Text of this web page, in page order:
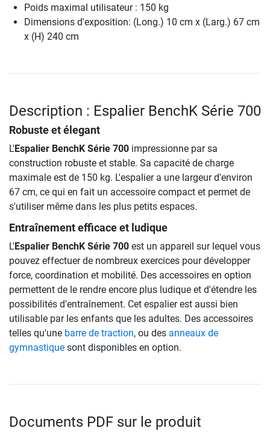
Poids maximal utilisateur : 150 kg
Dimensions d'exposition: (Long.) 10 cm x (Larg.) 67 cm
x (H) 240 cm
Description : Espalier BenchK Série 700
Robuste et élegant
L'Espalier BenchK Série 700 impressionne par sa
construction robuste et stable. Sa capacité de charge
maximale est de 150 kg. L'espalier a une largeur d'environ
67 cm, ce qui en fait un accessoire compact et permet de
s'utiliser même dans les plus petits espaces.
Entraînement efficace et ludique
L'Espalier BenchK Série 700 est un appareil sur lequel vous
pouvez effectuer de nombreux exercices pour développer
force, coordination et mobilité. Des accessoires en option
permettent de le rendre encore plus ludique et d'étendre les
possibilités d'entraînement. Cet espalier est aussi bien
utilisable par les enfants que les adultes. Des accessoires
telles qu'une barre de traction, ou des anneaux de
gymnastique sont disponibles en option.
Documents PDF sur le produit